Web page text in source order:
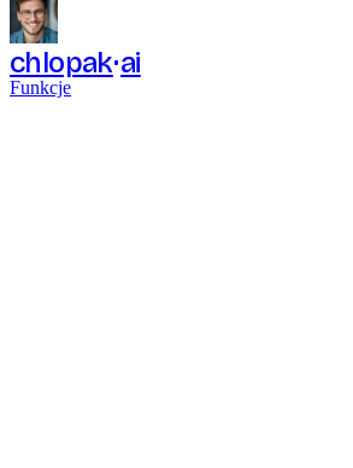
chlopak ai
Funkcje